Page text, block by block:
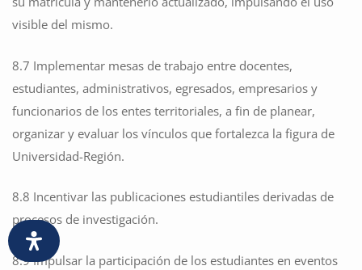
visible del mismo.
8.7 Implementar mesas de trabajo entre docentes,
estudiantes, administrativos, egresados, empresarios y
funcionarios de los entes territoriales, a fin de planear,
organizar y evaluar los vínculos que fortalezca la figura de
Universidad-Región.
8.8 Incentivar las publicaciones estudiantiles derivadas de
procesos de investigación.
8.9 Impulsar la participación de los estudiantes en eventos